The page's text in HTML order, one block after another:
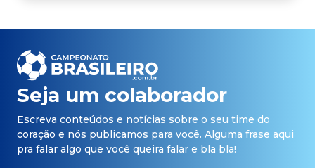
Seja um colaborador
Escreva conteúdos e notícias sobre o seu time do
coração e nós publicamos para você. Alguma frase aqui
pra falar algo que você queira falar e bla bla!